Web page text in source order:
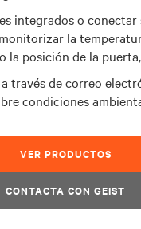
integrados o conectar
la
la posición de la
través de correo
condiciones
VER PRODUCTOS
CONTACTA CON GEIST